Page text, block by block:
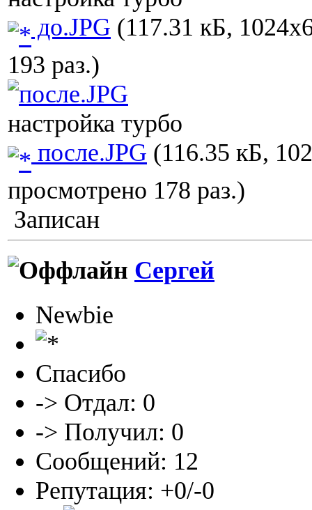
до.JPG (117.31 кБ,
193 раз.)
настройка турбо
после.JPG (116.35 кБ,
просмотрено 178 раз.)
Записан
Сергей
Newbie
Спасибо
-> Отдал: 0
-> Получил: 0
Сообщений: 12
Репутация: +0/-0